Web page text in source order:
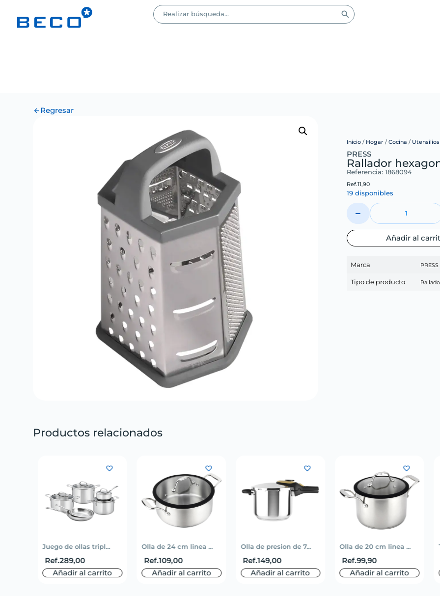
Regresar
Inicio / Hogar /Cocina /
PRESS
Rallador
Referencia: 1868094
Ref.11,90
19 disponibles
Añadir al
Marca PRESS
Tipo de producto
Productos relacionados
Juego de ollas tripl...
Ref.289,00
Añadir al carrito
Olla de 24 cm linea ...
Ref.109,00
Añadir al carrito
Olla de presion de 7...
Ref.149,00
Añadir al carrito
Olla de 20 cm linea ...
Ref.99,90
Añadir al carrito